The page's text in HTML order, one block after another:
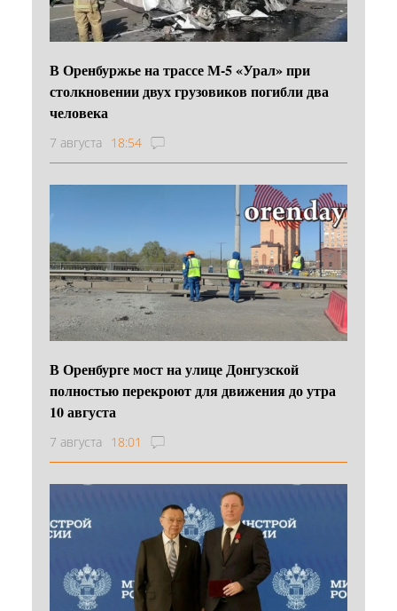
В Оренбуржье на трассе М-5 «Урал» при
столкновении двух грузовиков погибли два
человека
7 августа 18:54
В Оренбурге мост на улице Донгузской
полностью перекроют для движения до утра
10 августа
7 августа 18:01